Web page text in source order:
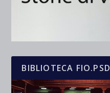
BIBLIOTECA FIO.PSD